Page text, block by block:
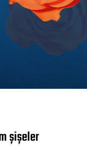
şişeler